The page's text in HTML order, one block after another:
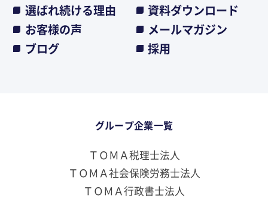
選ばれ続ける理由
資料ダウンロード
お客様の声
メールマガジン
ブログ
採用
グループ企業一覧
ＴＯＭＡ税理士法人
ＴＯＭＡ社会保険労務士法人
ＴＯＭＡ行政書士法人